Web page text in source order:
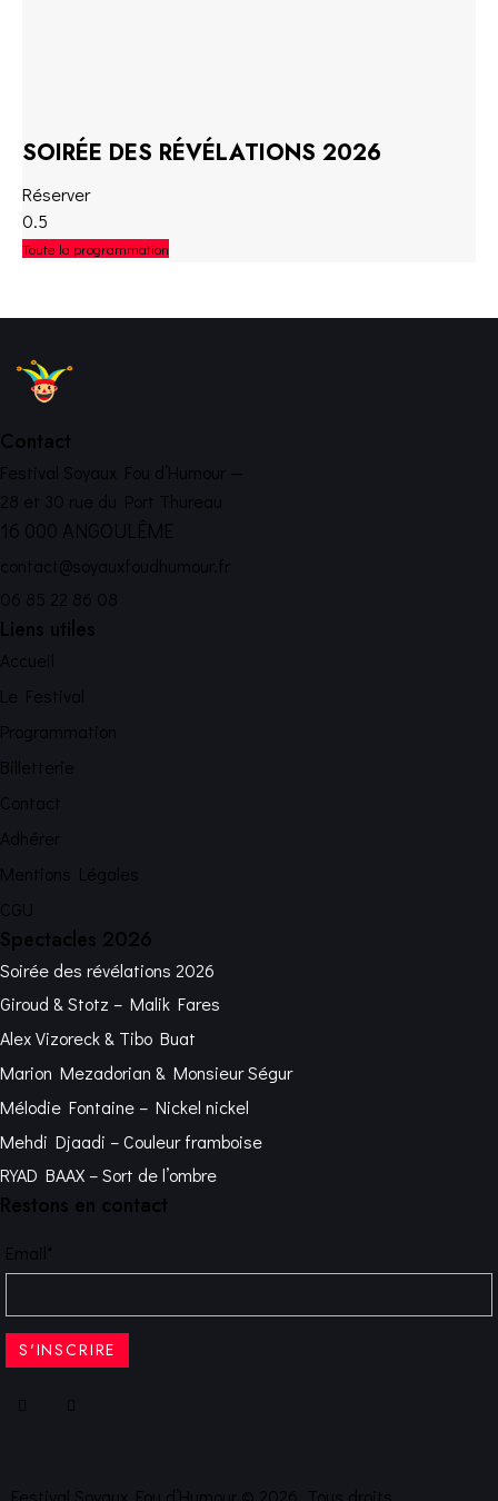
SOIRÉE DES RÉVÉLATIONS 2026
Réserver
Toute la programmation
Contact
Festival Soyaux Fou d’Humour —
28 et 30 rue du Port Thureau
16 000 ANGOULÊME
contact@soyauxfoudhumour.fr
06 85 22 86 08
Liens utiles
Accueil
Le Festival
Programmation
Billetterie
Contact
Adhérer
Mentions Légales
CGU
Spectacles 2026
Soirée des révélations 2026
Giroud & Stotz – Malik Fares
Alex Vizoreck & Tibo Buat
Marion Mezadorian & Monsieur Ségur
Mélodie Fontaine – Nickel nickel
Mehdi Djaadi – Couleur framboise
RYAD BAAX – Sort de l’ombre
Restons en contact
Email*